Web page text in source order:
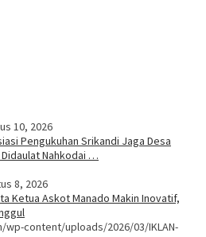
10, 2026
Pengukuhan Srikandi Jaga Desa
Nahkodai …
8, 2026
Ketua Askot Manado Makin Inovatif,
content/uploads/2026/03/IKLAN-